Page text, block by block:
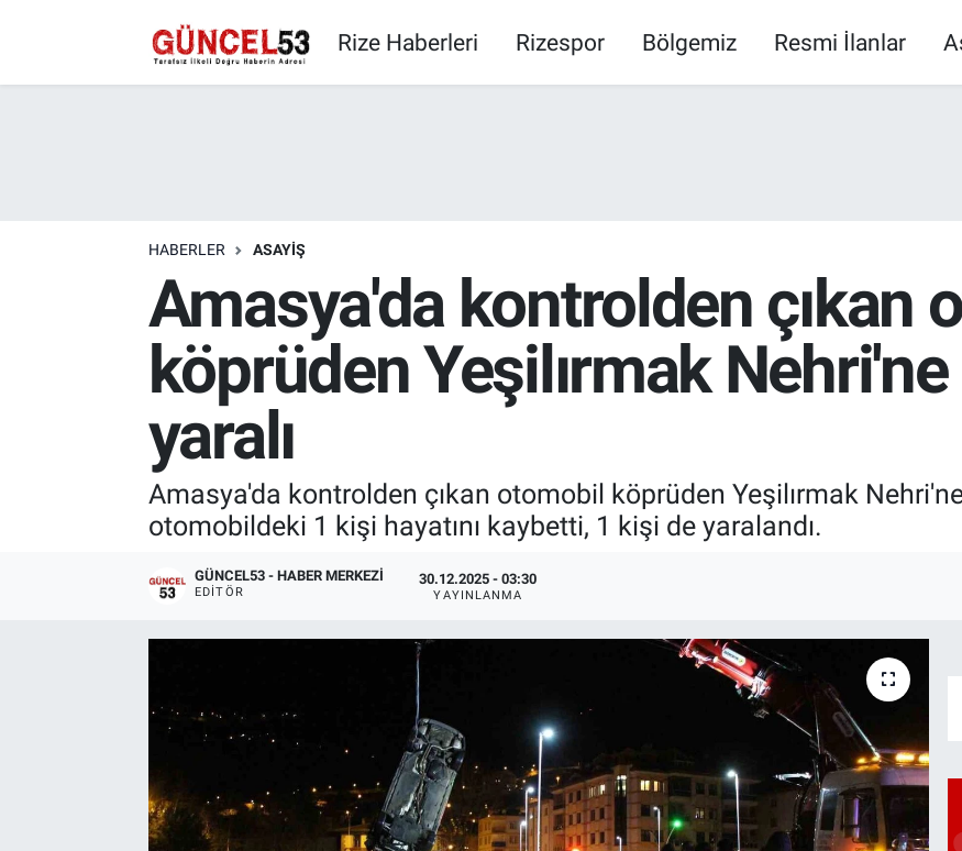
Rize Haberleri Rizespor Bölgemiz Resmi İlanlar
HABERLER ASAYIŞ
Amasya'da kontrolden çıkan
köprüden Yeşilırmak
yaralı
Amasya'da kontrolden çıkan otomobil köprüden Yeşilırmak
otomobildeki 1 kişi hayatını kaybetti, 1 kişi de yaralandı.
GÜNCEL53 - HABER MERKEZI
EDITÖR
30.12.2025 - 03:30
YAYINLANMA